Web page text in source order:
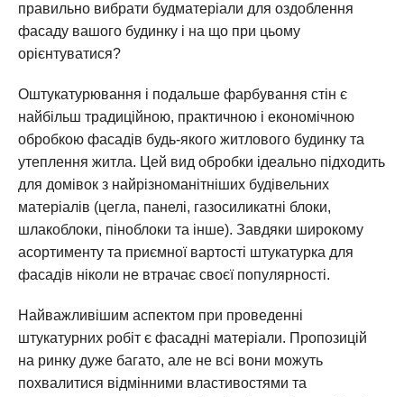
правильно вибрати будматеріали для оздоблення
фасаду вашого будинку і на що при цьому
орієнтуватися?
Оштукатурювання і подальше фарбування стін є
найбільш традиційною, практичною і економічною
обробкою фасадів будь-якого житлового будинку та
утеплення житла. Цей вид обробки ідеально підходить
для домівок з найрізноманітніших будівельних
матеріалів (цегла, панелі, газосиликатні блоки,
шлакоблоки, піноблоки та інше). Завдяки широкому
асортименту та приємної вартості штукатурка для
фасадів ніколи не втрачає своєї популярності.
Найважливішим аспектом при проведенні
штукатурних робіт є фасадні матеріали. Пропозицій
на ринку дуже багато, але не всі вони можуть
похвалитися відмінними властивостями та